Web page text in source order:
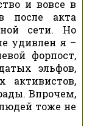
и вовсе в
после акта
сети. Но
удивлен я –
форпост,
эльфов,
активистов,
Впрочем,
тоже не